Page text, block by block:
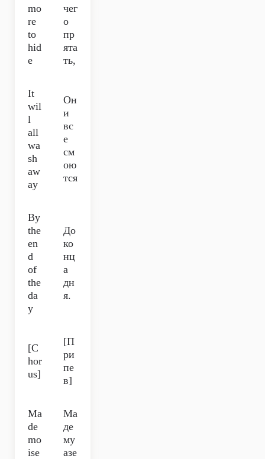
mo
re
to
hid
e
чег
о
пр
ята
ть,
It
wil
l
all
wa
sh
aw
ay
Он
и
вс
е
см
ою
тся
By
the
en
d
of
the
da
y
До
ко
нц
а
дн
я.
[C
hor
us]
[П
ри
пе
в]
Ma
de
mo
ise
Ма
де
му
азе